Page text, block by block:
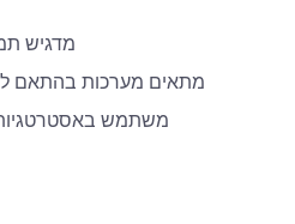
מדגיש
מתאים מערכות בהתאם
משתמש